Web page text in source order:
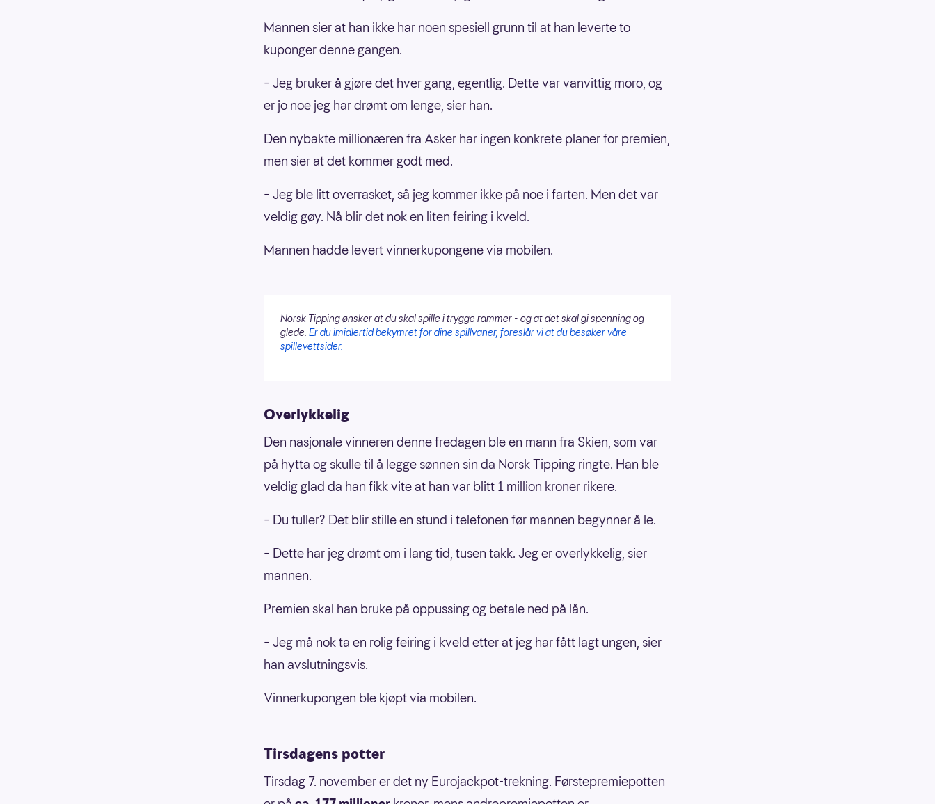
Mannen sier at han ikke har noen spesiell grunn til at han leverte to
kuponger denne gangen.
– Jeg bruker å gjøre det hver gang, egentlig. Dette var vanvittig moro, og
er jo noe jeg har drømt om lenge, sier han.
Den nybakte millionæren fra Asker har ingen konkrete planer for premien,
men sier at det kommer godt med.
– Jeg ble litt overrasket, så jeg kommer ikke på noe i farten. Men det var
veldig gøy. Nå blir det nok en liten feiring i kveld.
Mannen hadde levert vinnerkupongene via mobilen.
Norsk Tipping ønsker at du skal spille i trygge rammer - og at det skal gi spenning og
glede. Er du imidlertid bekymret for dine spillvaner, foreslår vi at du besøker våre
spillevettsider.
Overlykkelig
Den nasjonale vinneren denne fredagen ble en mann fra Skien, som var
på hytta og skulle til å legge sønnen sin da Norsk Tipping ringte. Han ble
veldig glad da han fikk vite at han var blitt 1 million kroner rikere.
– Du tuller? Det blir stille en stund i telefonen før mannen begynner å le.
– Dette har jeg drømt om i lang tid, tusen takk. Jeg er overlykkelig, sier
mannen.
Premien skal han bruke på oppussing og betale ned på lån.
– Jeg må nok ta en rolig feiring i kveld etter at jeg har fått lagt ungen, sier
han avslutningsvis.
Vinnerkupongen ble kjøpt via mobilen.
Tirsdagens potter
Tirsdag 7. november er det ny Eurojackpot-trekning. Førstepremiepotten